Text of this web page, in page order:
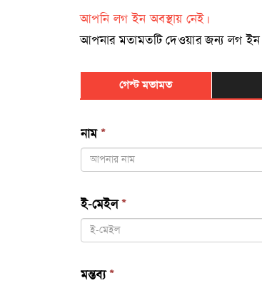
আপনি লগ ইন অবস্থায় নেই।
আপনার মতামতটি দেওয়ার জন্য লগ ইন
গেস্ট মতামত
নাম*
ই-মেইল*
মন্তব্য*